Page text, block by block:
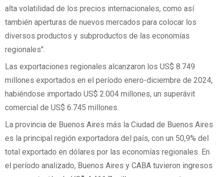
alta volatilidad de los precios internacionales, como así
también aperturas de nuevos mercados para colocar los
diversos productos y subproductos de las economías
regionales".
Las exportaciones regionales alcanzaron los US$ 8.749
millones exportados en el período enero-diciembre de 2024,
habiéndose importado US$ 2.004 millones, un superávit
comercial de US$ 6.745 millones.
La provincia de Buenos Aires más la Ciudad de Buenos Aires
es la principal región exportadora del país, con un 50,9% del
total exportado en dólares por las economías regionales. En
el período analizado, Buenos Aires y CABA tuvieron ingresos